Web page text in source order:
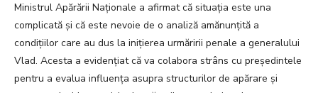
Ministrul Apărării Naționale a afirmat că situația este una
complicată și că este nevoie de o analiză amănunțită a
condițiilor care au dus la inițierea urmăririi penale a generalului
Vlad. Acesta a evidențiat că va colabora strâns cu președintele
pentru a evalua influența asupra structurilor de apărare și